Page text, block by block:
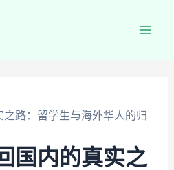
路：留学生与海外华人的归
国内的真实之